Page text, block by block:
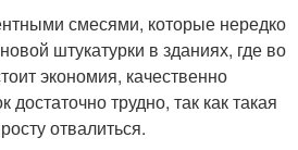
смесями, которые нередко
штукатурки в зданиях, где во
экономия, качественно
достаточно трудно, так как такая
отвалиться.